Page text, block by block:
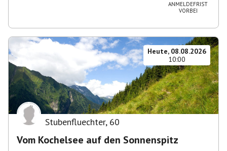
ANMELDEFRIST
VORBEI
Heute, 08.08.2026
10:00
Stubenfluechter, 60
Vom Kochelsee auf den Sonnenspitz